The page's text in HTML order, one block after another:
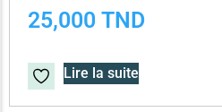
25,000 TND
Lire la suite